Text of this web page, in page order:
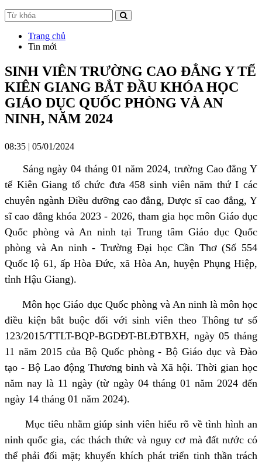
Trang chủ
Tin mới
SINH VIÊN TRƯỜNG CAO ĐẲNG Y TẾ
KIÊN GIANG BẮT ĐẦU KHÓA HỌC
GIÁO DỤC QUỐC PHÒNG VÀ AN
NINH, NĂM 2024
08:35 | 05/01/2024
Sáng ngày 04 tháng 01 năm 2024, trường Cao đẳng Y
tế Kiên Giang tổ chức đưa 458 sinh viên năm thứ I các
chuyên ngành Điều dưỡng cao đẳng, Dược sĩ cao đẳng, Y
sĩ cao đẳng khóa 2023 - 2026, tham gia học môn Giáo dục
Quốc phòng và An ninh tại Trung tâm Giáo dục Quốc
phòng và An ninh - Trường Đại học Cần Thơ (Số 554
Quốc lộ 61, ấp Hòa Đức, xã Hòa An, huyện Phụng Hiệp,
tỉnh Hậu Giang).
Môn học Giáo dục Quốc phòng và An ninh là môn học
điều kiện bắt buộc đối với sinh viên theo Thông tư số
123/2015/TTLT-BQP-BGDĐT-BLĐTBXH, ngày 05 tháng
11 năm 2015 của Bộ Quốc phòng - Bộ Giáo dục và Đào
tạo - Bộ Lao động Thương binh và Xã hội. Thời gian học
năm nay là 11 ngày (từ ngày 04 tháng 01 năm 2024 đến
ngày 14 tháng 01 năm 2024).
Mục tiêu nhằm giúp sinh viên hiểu rõ về tình hình an
ninh quốc gia, các thách thức và nguy cơ mà đất nước có
thể phải đối mặt; khuyến khích phát triển tinh thần trách